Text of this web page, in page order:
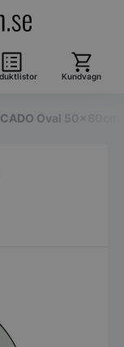
Kundvagn
Oval 50x80cm